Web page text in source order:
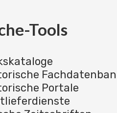
Tools
Portale